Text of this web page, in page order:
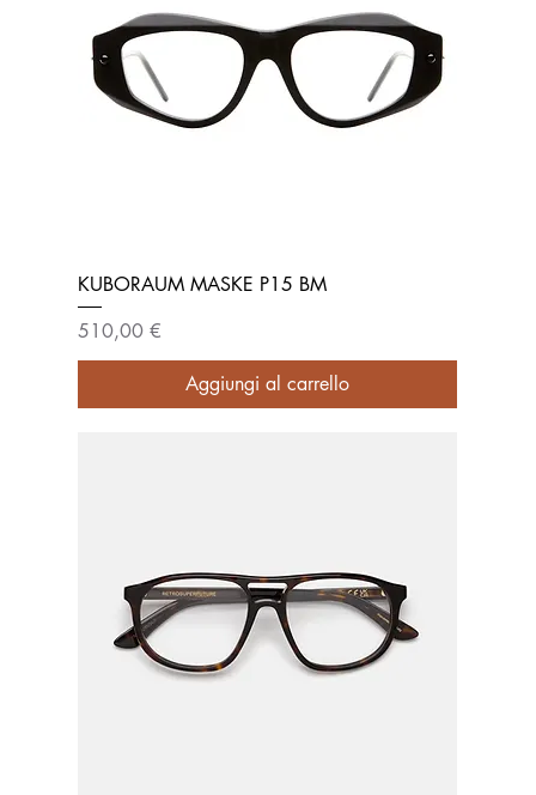
KUBORAUM MASKE P15 BM
Prezzo
510,00 €
Aggiungi al carrello